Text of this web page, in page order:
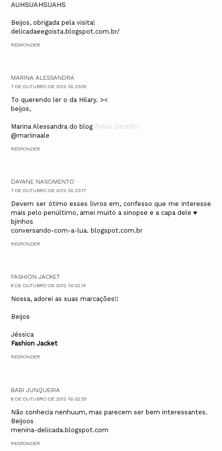
AUHSUAHSUAHS
Beijos, obrigada pela visita!
delicadaeegoista.blogspot.com.br/
RESPONDER
MARINA ALESSANDRA
7 DE OUTUBRO DE 2012 ÀS 23:05
To querendo ler o da Hilary. ><
beijos,
Marina Alessandra do blog Pelos Dezoito
@mariinaale
RESPONDER
DAYANE NASCIMENTO
7 DE OUTUBRO DE 2012 ÀS 23:17
Devem ser ótimo esses livros em, confesso que me interesse
mais pelo penúltimo, amei muito a sinopse e a capa dele ♥
bjinhos
conversando-com-a-lua. blogspot.com.br
RESPONDER
FASHION JACKET
8 DE OUTUBRO DE 2012 ÀS 02:14
Nossa, adorei as suas marcações!!
Beijos
Jéssica
Fashion Jacket
RESPONDER
BABI JUNQUEIRA
8 DE OUTUBRO DE 2012 ÀS 02:33
Não conhecia nenhuum, mas parecem ser bem interessantes.
Beijoos
menina-delicada.blogspot.com
RESPONDER